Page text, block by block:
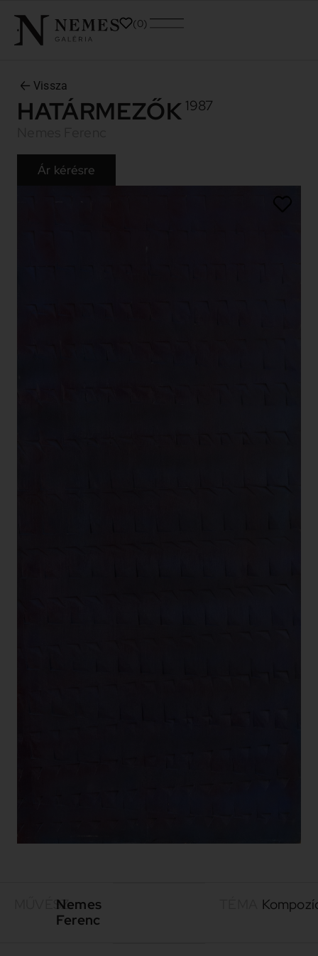
0
Vissza
HATÁRMEZŐK 1987
Ár kérésre
MŰVÉSZNemes
Ferenc